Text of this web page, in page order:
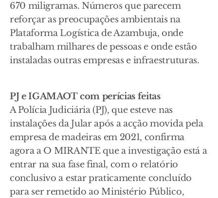
670 miligramas. Números que parecem
reforçar as preocupações ambientais na
Plataforma Logística de Azambuja, onde
trabalham milhares de pessoas e onde estão
instaladas outras empresas e infraestruturas.
PJ e IGAMAOT com perícias feitas
A Polícia Judiciária (PJ), que esteve nas
instalações da Jular após a acção movida pela
empresa de madeiras em 2021, confirma
agora a O MIRANTE que a investigação está a
entrar na sua fase final, com o relatório
conclusivo a estar praticamente concluído
para ser remetido ao Ministério Público,